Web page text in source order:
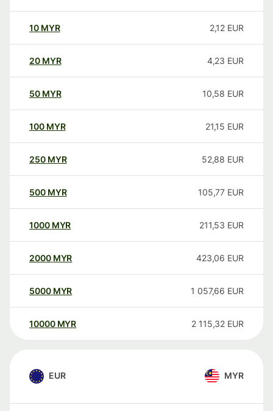
10 MYR 2,12 EUR
20 MYR 4,23 EUR
50 MYR 10,58 EUR
100 MYR 21,15 EUR
250 MYR 52,88 EUR
500 MYR 105,77 EUR
1000 MYR 211,53 EUR
2000 MYR 423,06 EUR
5000 MYR 1 057,66 EUR
10000 MYR 2 115,32 EUR
EUR MYR